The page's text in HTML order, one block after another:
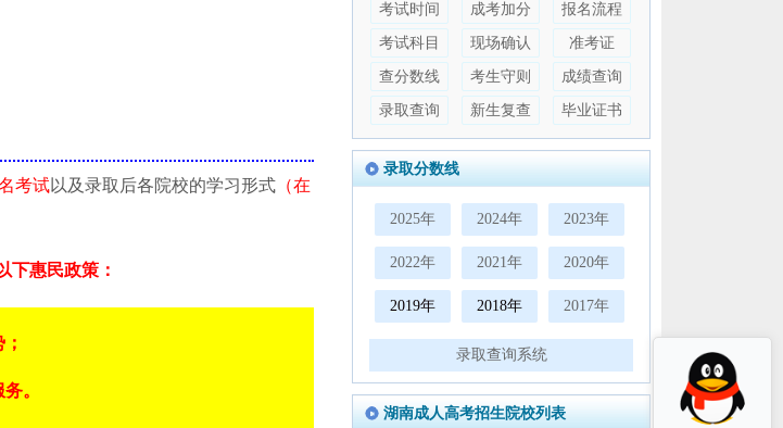
考试以及录取后各院校的学习形式 （在
下惠民政策：
。
考试时间 成考加分 报名流程
考试科目 现场确认 准考证
查分数线 考生守则 成绩查询
录取查询 新生复查 毕业证书
录取分数线
2025年 2024年 2023年
2022年 2021年 2020年
2019年 2018年 2017年
录取查询系统
湖南成人高考招生院校列表